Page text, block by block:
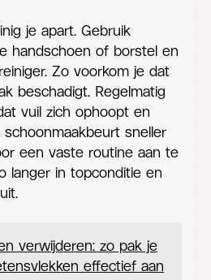
je apart. Gebruik
handschoen of borstel en
Zo voorkom je dat
beschadigt. Regelmatig
vuil zich ophoopt en
sneller
een vaste routine aan te
langer in topconditie en
verwijderen: zo pak je
effectief aan